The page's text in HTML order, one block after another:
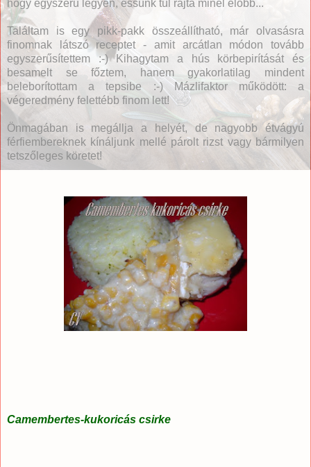
hogy egyszerű legyen, essünk túl rajta minél előbb...
Találtam is egy pikk-pakk összeállítható, már olvasásra
finomnak látszó receptet - amit arcátlan módon tovább
egyszerűsítettem :-) Kihagytam a hús körbepirítását és
besamelt se főztem, hanem gyakorlatilag mindent
beleborítottam a tepsibe :-) Mázlifaktor működött: a
végeredmény felettébb finom lett!
Önmagában is megállja a helyét, de nagyobb étvágyú
férfiembereknek kínáljunk mellé párolt rizst vagy bármilyen
tetszőleges köretet!
Camembertes-kukoricás csirke